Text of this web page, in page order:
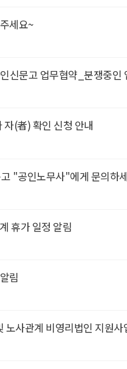
세요~
신문고 업무협약_분쟁중인
(者) 확인 신청 안내
"공인노무사"에게 문의하
휴가 일정 알림
림
노사관계 비영리법인 지원